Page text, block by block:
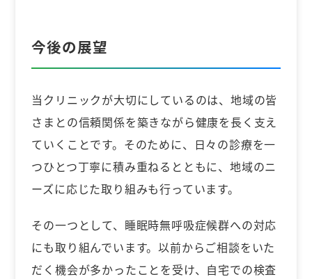
今後の展望
当クリニックが大切にしているのは、地域の皆
さまとの信頼関係を築きながら健康を長く支え
ていくことです。そのために、日々の診療を一
つひとつ丁寧に積み重ねるとともに、地域のニ
ーズに応じた取り組みも行っています。
その一つとして、睡眠時無呼吸症候群への対応
にも取り組んでいます。以前からご相談をいた
だく機会が多かったことを受け、自宅での検査